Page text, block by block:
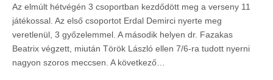
Az elmúlt hétvégén 3 csoportban kezdődött meg a verseny 11
játékossal. Az első csoportot Erdal Demirci nyerte meg
veretlenül, 3 győzelemmel. A második helyen dr. Fazakas
Beatrix végzett, miután Török László ellen 7/6-ra tudott nyerni
nagyon szoros meccsen. A következő…